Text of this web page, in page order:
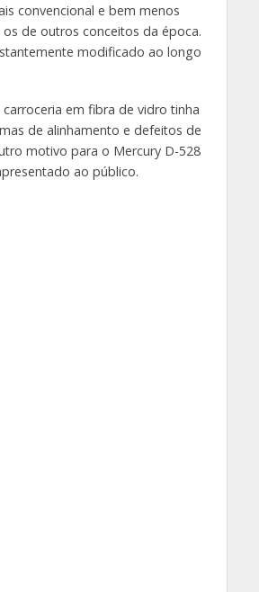
convencional e bem menos
de outros conceitos da época.
modificado ao longo
em fibra de vidro tinha
de alinhamento e defeitos de
motivo para o Mercury D-528
ao público.